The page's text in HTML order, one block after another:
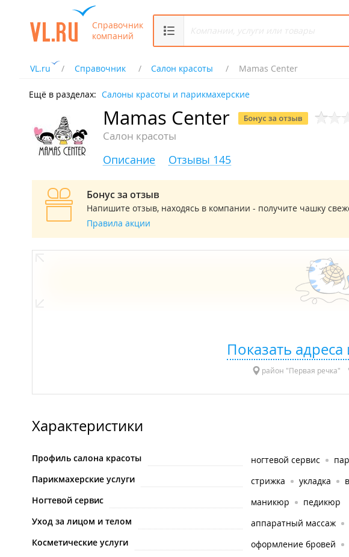
Справочник
компаний
VL.ru Справочник Салон красоты Mamas Center
Ещё в разделах: Салоны красоты и парикмахерские
Mamas Center
Салон красоты
Описание Отзывы 145
Бонус за отзыв
Напишите отзыв, находясь в компании - получите чашку
Правила акции
Показать адреса
район "Первая речка"
Характеристики
Профиль салона красоты ногтевой сервис
Парикмахерские услуги
стрижка укладка
Ногтевой сервис
маникюр
педикюр
Уход за лицом и телом
аппаратный массаж
Косметические услуги
оформление бровей